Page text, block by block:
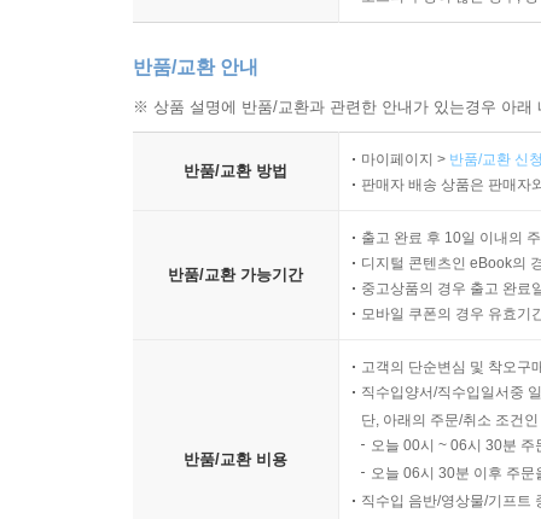
반품/교환 안내
※ 상품 설명에 반품/교환과 관련한 안내가 있는경우 아
반품/교환 방법
마이페이지 > 반품/교환 신
판매자 배송 상품은 판매자
반품/교환 가능기간
출고 완료 후 10일 이내의
디지털 콘텐츠인 eBook의
중고상품의 경우 출고 완료
모바일 쿠폰의 경우 유효기
반품/교환 비용
고객의 단순변심 및 착오구
직수입양서/직수입일서중
단, 아래의 주문/취소 조건
오늘 00시 ~ 06시 30분
오늘 06시 30분 이후 주
직수입 음반/영상물/기프트